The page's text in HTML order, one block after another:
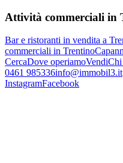
Attività commerciali in
Bar e ristoranti in vendita a
commerciali in Trentino
CercaDove operiamoVendiChi
0461 985336info@immobil3.it
InstagramFacebook